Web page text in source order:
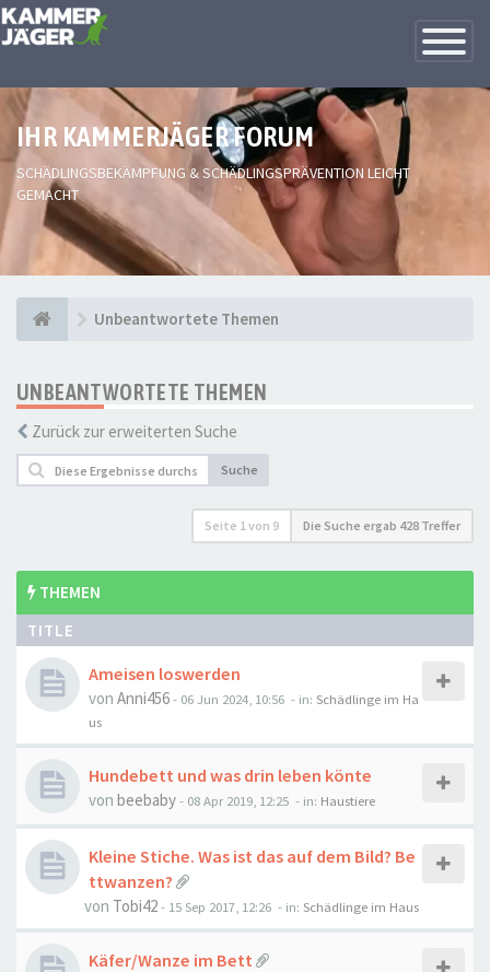
Toggle
IHR KAMMERJÄGER FORUM
SCHÄDLINGSBEKÄMPFUNG & SCHÄDLINGSPRÄVENTION LEICHT
GEMACHT
Unbeantwortete Themen
UNBEANTWORTETE THEMEN
Zurück zur erweiterten Suche
Suche
Seite 1von 9 Die Suche ergab 428 Treffer
THEMEN
TITLE
Ameisen loswerden
von Anni456- 06 Jun 2024, 10:56 - in: Schädlinge im Ha
us
Hundebett und was drin leben könte
von beebaby- 08 Apr 2019, 12:25 - in: Haustiere
Kleine Stiche. Was ist das auf dem Bild? Be
ttwanzen?
von Tobi42- 15 Sep 2017, 12:26 - in: Schädlinge im Haus
Käfer/Wanze im Bett